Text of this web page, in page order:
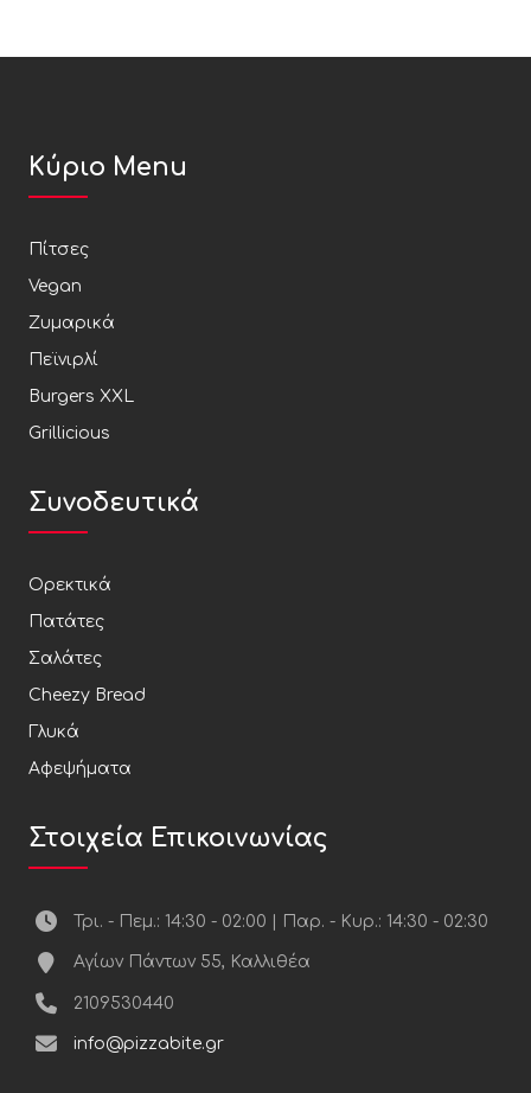
Κύριο Menu
Πίτσες
Vegan
Ζυμαρικά
Πεϊνιρλί
Burgers XXL
Grillicious
Συνοδευτικά
Ορεκτικά
Πατάτες
Σαλάτες
Cheezy Bread
Γλυκά
Αφεψήματα
Στοιχεία Επικοινωνίας
Τρι. - Πεμ.: 14:30 - 02:00 | Παρ. - Κυρ.: 14:30 - 02:30
Αγίων Πάντων 55, Καλλιθέα
2109530440
info@pizzabite.gr